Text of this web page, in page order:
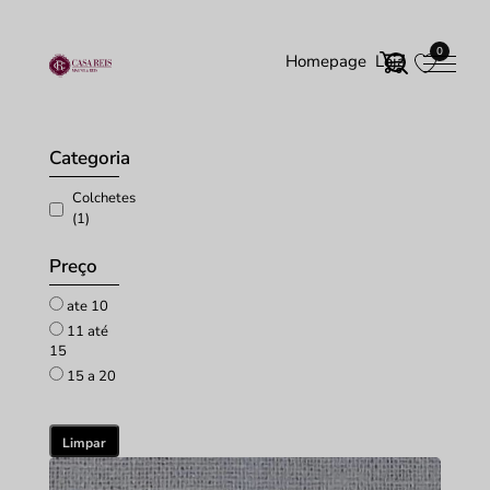
Homepage Loja 0
Categoria
Colchetes
(1)
Preço
ate 10
11 até
15
15 a 20
Limpar